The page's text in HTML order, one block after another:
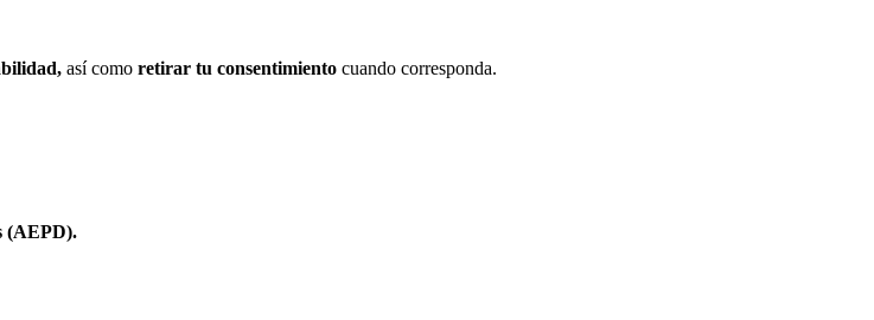
así como retirar tu consentimiento cuando corresponda.
(AEPD).